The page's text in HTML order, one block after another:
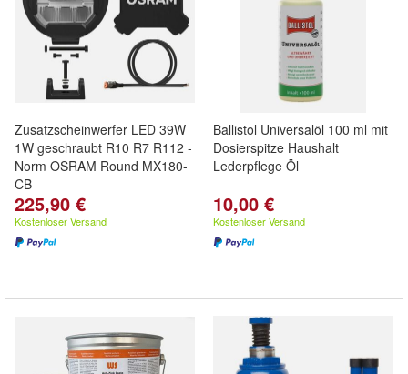
Zusatzscheinwerfer LED 39W
1W geschraubt R10 R7 R112 -
Norm OSRAM Round MX180-
CB
225,90 €
Kostenloser Versand
Ballistol Universalöl 100 ml mit
Dosierspitze Haushalt
Lederpflege Öl
10,00 €
Kostenloser Versand